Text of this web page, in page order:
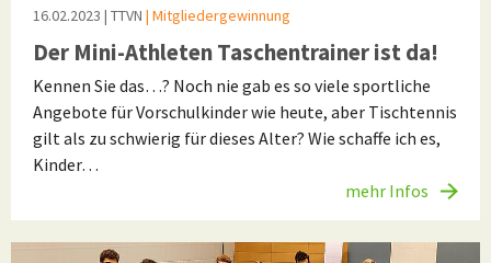
16.02.2023 | TTVN | Mitgliedergewinnung
Der Mini-Athleten Taschentrainer ist da!
Kennen Sie das…? Noch nie gab es so viele sportliche
Angebote für Vorschulkinder wie heute, aber Tischtennis
gilt als zu schwierig für dieses Alter? Wie schaffe ich es,
Kinder…
mehr Infos